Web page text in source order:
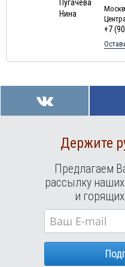
+7
Держите
Предлагаем
рассылку
и